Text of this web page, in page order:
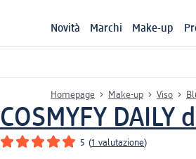
Novità Marchi Make-up
Homepage Make-up Viso
COSMYFY DAILY
5 (1 valutazione)